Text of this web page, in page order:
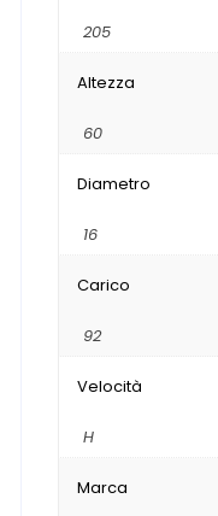
205
Altezza
60
Diametro
16
Carico
92
Velocità
H
Marca